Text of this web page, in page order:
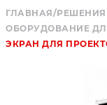
ГЛАВНАЯ/РЕШЕНИЯ
ОБОРУДОВАНИЕ
ЭКРАН ДЛЯ